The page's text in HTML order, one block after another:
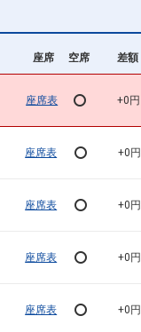
座席 空席 差額
座席表 +0円
座席表 +0円
座席表 +0円
座席表 +0円
座席表 +0円